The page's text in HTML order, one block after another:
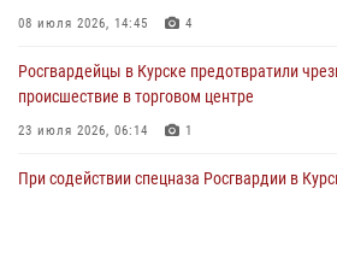
08 июля 2026, 14:45 4
Росгвардейцы в Курске предотвратили
происшествие в торговом центре
23 июля 2026, 06:14 1
При содействии спецназа Росгвардии в